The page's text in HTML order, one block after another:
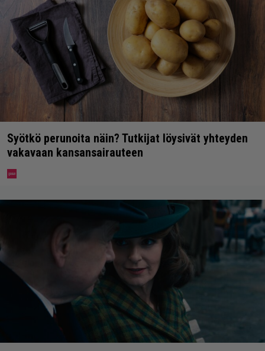
Syötkö perunoita näin? Tutkijat löysivät yhteyden
vakavaan kansansairauteen